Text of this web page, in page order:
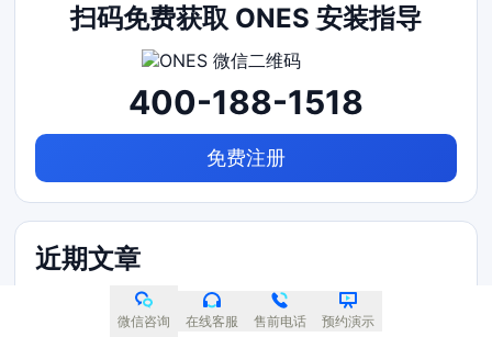
扫码免费获取 ONES 安装指导
400-188-1518
免费注册
近期文章
集团型企业研发管理系统怎么选？2026年实用测评
微信咨询 在线客服 售前电话 预约演示